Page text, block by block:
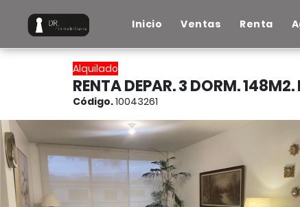
Inicio Ventas Renta
Alquilado
RENTA DEPAR. 3 DORM.
Código.10043261